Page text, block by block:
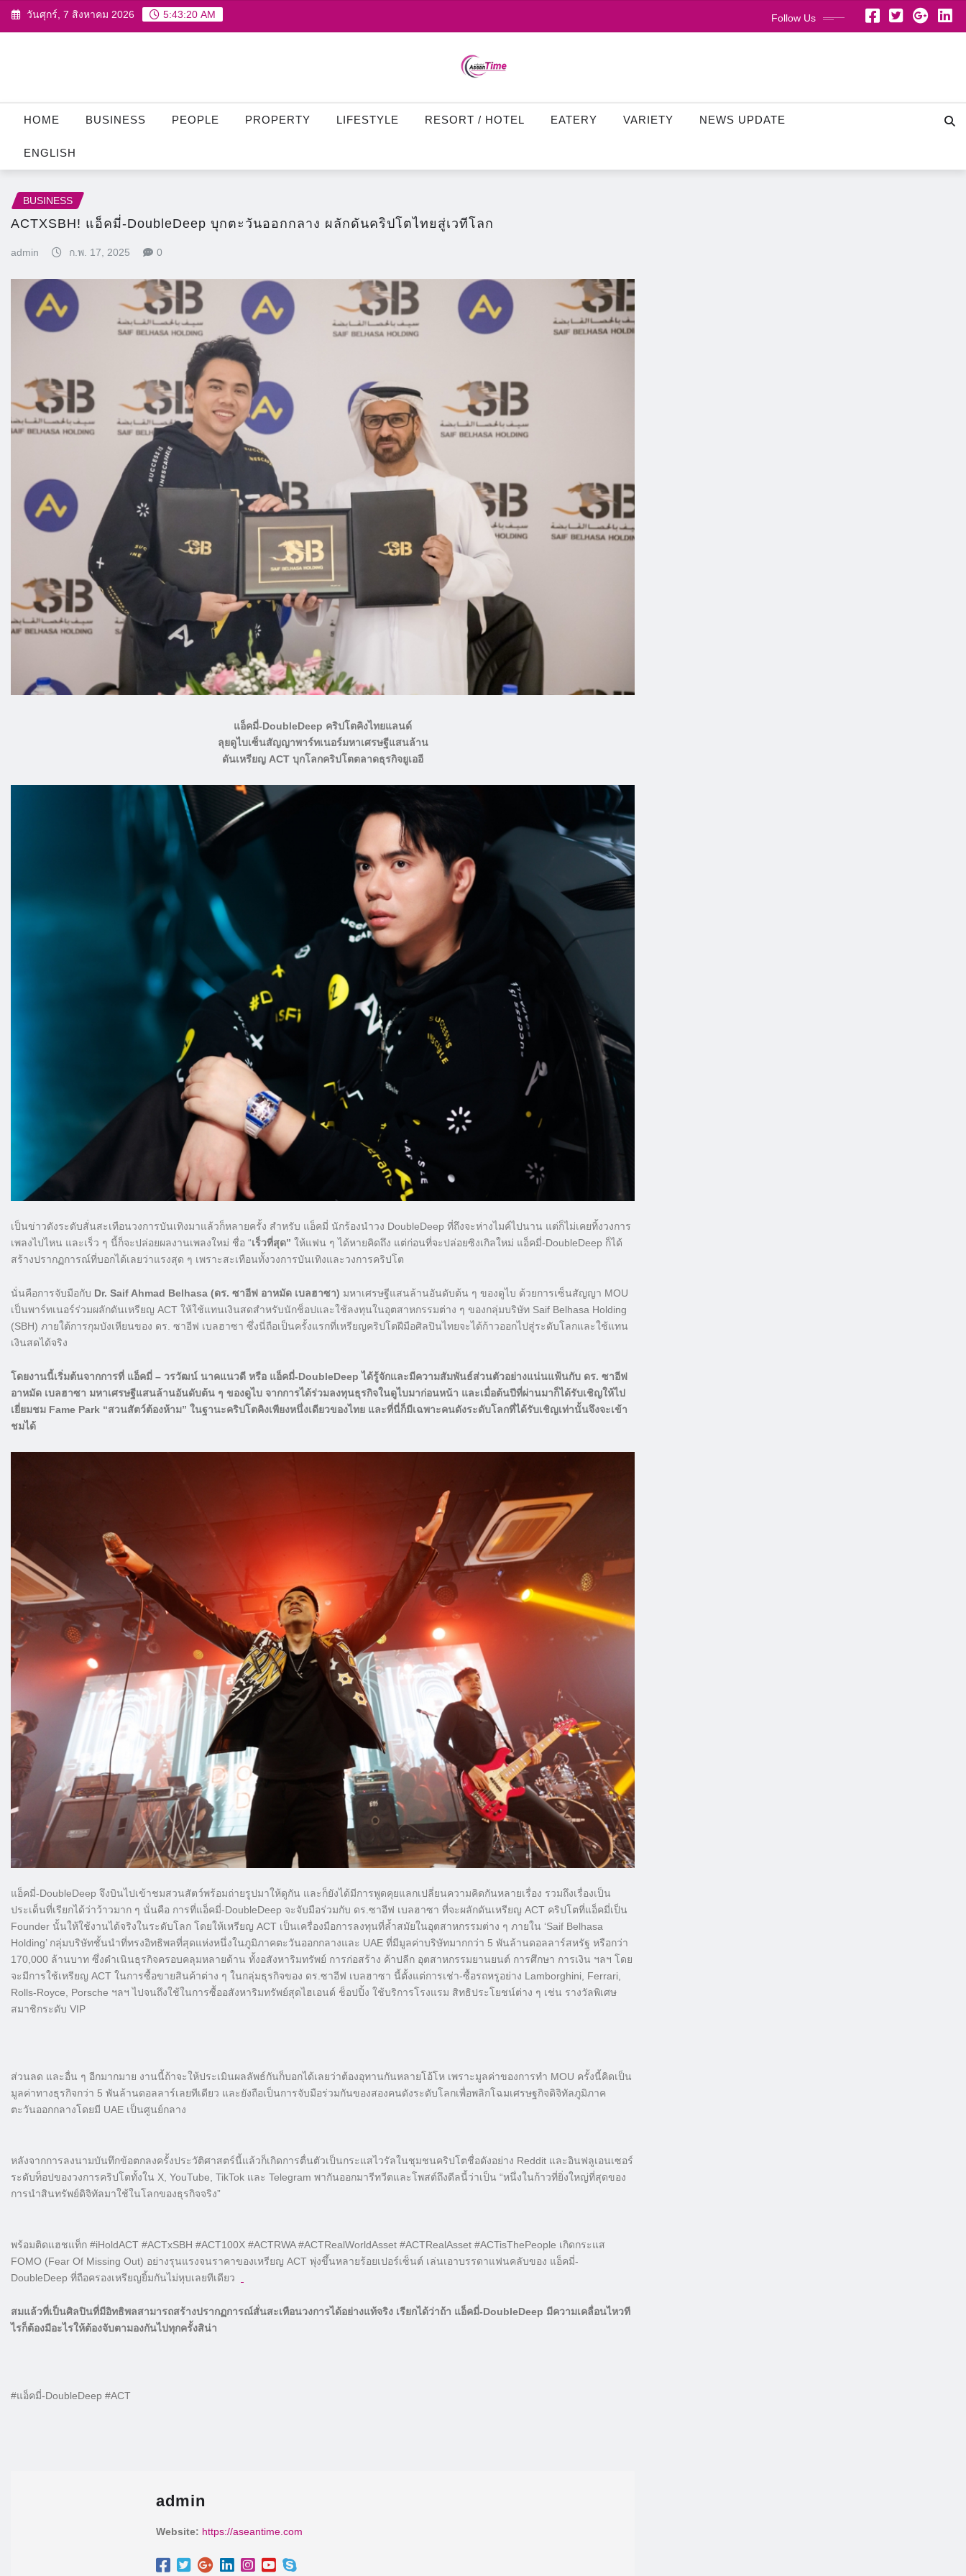
Skip วันศุกร์, 7 สิงหาคม 2026 5:43:22 AM Follow Us
HOME BUSINESS PEOPLE PROPERTY LIFESTYLE RESORT / HOTEL EATERY VARIETY NEWS UPDATE
ENGLISH
BUSINESS
ACTXSBH! แอ็คมี่-DoubleDeep บุกตะวันออกกลาง ผลักดันคริปโตไทยสู่เวทีโลก
admin ก.พ. 17, 2025 0
แอ็คมี่-DoubleDeep คริปโตคิงไทยแลนด์
ลุยดูไบเซ็นสัญญาพาร์ทเนอร์มหาเศรษฐีแสนล้าน
ดันเหรียญ ACT บุกโลกคริปโตตลาดธุรกิจยูเออี
เป็นข่าวดังระดับสั่นสะเทือนวงการบันเทิงมาแล้วก็หลายครั้ง สำหรับ แอ็คมี่ นักร้องนำวง DoubleDeep ที่ถึงจะห่างไมค์ไปนาน แต่ก็ไม่เคยทิ้งวงการ
เพลงไปไหน และเร็ว ๆ นี้ก็จะปล่อยผลงานเพลงใหม่ ชื่อ “เร็วที่สุด” ให้แฟน ๆ ได้หายคิดถึง แต่ก่อนที่จะปล่อยซิงเกิลใหม่ แอ็คมี่-DoubleDeep ก็ได้
สร้างปรากฏการณ์ที่บอกได้เลยว่าแรงสุด ๆ เพราะสะเทือนทั้งวงการบันเทิงและวงการคริปโต
นั่นคือการจับมือกับ Dr. Saif Ahmad Belhasa (ดร. ซาอีฟ อาหมัด เบลฮาซา) มหาเศรษฐีแสนล้านอันดับต้น ๆ ของดูไบ ด้วยการเซ็นสัญญา MOU
เป็นพาร์ทเนอร์ร่วมผลักดันเหรียญ ACT ให้ใช้แทนเงินสดสำหรับนักช็อปและใช้ลงทุนในอุตสาหกรรมต่าง ๆ ของกลุ่มบริษัท Saif Belhasa Holding
(SBH) ภายใต้การกุมบังเหียนของ ดร. ซาอีฟ เบลฮาซา ซึ่งนี่ถือเป็นครั้งแรกที่เหรียญคริปโตฝีมือศิลปินไทยจะได้ก้าวออกไปสู่ระดับโลกและใช้แทน
เงินสดได้จริง
โดยงานนี้เริ่มต้นจากการที่ แอ็คมี่ – วรวัฒน์ นาคแนวดี หรือ แอ็คมี่-DoubleDeep ได้รู้จักและมีความสัมพันธ์ส่วนตัวอย่างแน่นแฟ้นกับ ดร. ซาอีฟ
อาหมัด เบลฮาซา มหาเศรษฐีแสนล้านอันดับต้น ๆ ของดูไบ จากการได้ร่วมลงทุนธุรกิจในดูไบมาก่อนหน้า และเมื่อต้นปีที่ผ่านมาก็ได้รับเชิญให้ไป
เยี่ยมชม Fame Park “สวนสัตว์ต้องห้าม” ในฐานะคริปโตคิงเพียงหนึ่งเดียวของไทย และที่นี่ก็มีเฉพาะคนดังระดับโลกที่ได้รับเชิญเท่านั้นจึงจะเข้า
ชมได้
แอ็คมี่-DoubleDeep จึงบินไปเข้าชมสวนสัตว์พร้อมถ่ายรูปมาให้ดูกัน และก็ยังได้มีการพูดคุยแลกเปลี่ยนความคิดกันหลายเรื่อง รวมถึงเรื่องเป็น
ประเด็นที่เรียกได้ว่าว้าวมาก ๆ นั่นคือ การที่แอ็คมี่-DoubleDeep จะจับมือร่วมกับ ดร.ซาอีฟ เบลฮาซา ที่จะผลักดันเหรียญ ACT คริปโตที่แอ็คมี่เป็น
Founder นั้นให้ใช้งานได้จริงในระดับโลก โดยให้เหรียญ ACT เป็นเครื่องมือการลงทุนที่ล้ำสมัยในอุตสาหกรรมต่าง ๆ ภายใน ‘Saif Belhasa
Holding’ กลุ่มบริษัทชั้นนำที่ทรงอิทธิพลที่สุดแห่งหนึ่งในภูมิภาคตะวันออกกลางและ UAE ที่มีมูลค่าบริษัทมากกว่า 5 พันล้านดอลลาร์สหรัฐ หรือกว่า
170,000 ล้านบาท ซึ่งดำเนินธุรกิจครอบคลุมหลายด้าน ทั้งอสังหาริมทรัพย์ การก่อสร้าง ค้าปลีก อุตสาหกรรมยานยนต์ การศึกษา การเงิน ฯลฯ โดย
จะมีการใช้เหรียญ ACT ในการซื้อขายสินค้าต่าง ๆ ในกลุ่มธุรกิจของ ดร.ซาอีฟ เบลฮาซา นี้ตั้งแต่การเช่า-ซื้อรถหรูอย่าง Lamborghini, Ferrari,
Rolls-Royce, Porsche ฯลฯ ไปจนถึงใช้ในการซื้ออสังหาริมทรัพย์สุดไฮเอนด์ ช็อปปิ้ง ใช้บริการโรงแรม สิทธิประโยชน์ต่าง ๆ เช่น รางวัลพิเศษ
สมาชิกระดับ VIP
ส่วนลด และอื่น ๆ อีกมากมาย งานนี้ถ้าจะให้ประเมินผลลัพธ์กันก็บอกได้เลยว่าต้องอุทานกันหลายโอ้โห เพราะมูลค่าของการทำ MOU ครั้งนี้คิดเป็น
มูลค่าทางธุรกิจกว่า 5 พันล้านดอลลาร์เลยทีเดียว และยังถือเป็นการจับมือร่วมกันของสองคนดังระดับโลกเพื่อพลิกโฉมเศรษฐกิจดิจิทัลภูมิภาค
ตะวันออกกลางโดยมี UAE เป็นศูนย์กลาง
หลังจากการลงนามบันทึกข้อตกลงครั้งประวัติศาสตร์นี้แล้วก็เกิดการตื่นตัวเป็นกระแสไวรัลในชุมชนคริปโตชื่อดังอย่าง Reddit และอินฟลูเอนเซอร์
ระดับท็อปของวงการคริปโตทั้งใน X, YouTube, TikTok และ Telegram พากันออกมารีทวีตและโพสต์ถึงดีลนี้ว่าเป็น “หนึ่งในก้าวที่ยิ่งใหญ่ที่สุดของ
การนำสินทรัพย์ดิจิทัลมาใช้ในโลกของธุรกิจจริง”
พร้อมติดแฮชแท็ก #iHoldACT #ACTxSBH #ACT100X #ACTRWA #ACTRealWorldAsset #ACTRealAsset #ACTisThePeople เกิดกระแส
FOMO (Fear Of Missing Out) อย่างรุนแรงจนราคาของเหรียญ ACT พุ่งขึ้นหลายร้อยเปอร์เซ็นต์ เล่นเอาบรรดาแฟนคลับของ แอ็คมี่-
DoubleDeep ที่ถือครองเหรียญยิ้มกันไม่หุบเลยทีเดียว
สมแล้วที่เป็นศิลปินที่มีอิทธิพลสามารถสร้างปรากฏการณ์สั่นสะเทือนวงการได้อย่างแท้จริง เรียกได้ว่าถ้า แอ็คมี่-DoubleDeep มีความเคลื่อนไหวที
ไรก็ต้องมีอะไรให้ต้องจับตามองกันไปทุกครั้งสิน่า
#แอ็คมี่-DoubleDeep #ACT
admin
Website: https://aseantime.com